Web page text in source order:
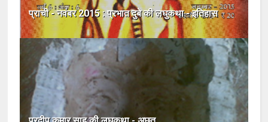
प्राची - नवंबर 2015 : प्रभात दुबे की लघुकथा - इतिहास